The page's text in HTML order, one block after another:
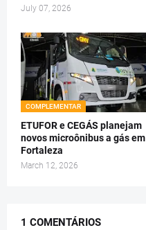
July 07, 2026
COMPLEMENTAR
ETUFOR e CEGÁS planejam
novos microônibus a gás em
Fortaleza
March 12, 2026
1 COMENTÁRIOS